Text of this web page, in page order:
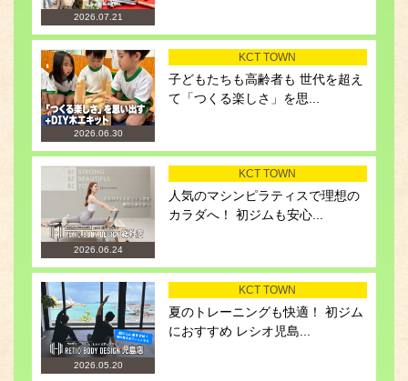
2026.07.21
2026.06.30
KCT TOWN
子どもたちも高齢者も 世代を超え
て「つくる楽しさ」を思...
2026.06.24
KCT TOWN
人気のマシンピラティスで理想の
カラダへ！ 初ジムも安心...
2026.05.20
KCT TOWN
夏のトレーニングも快適！ 初ジム
におすすめ レシオ児島...